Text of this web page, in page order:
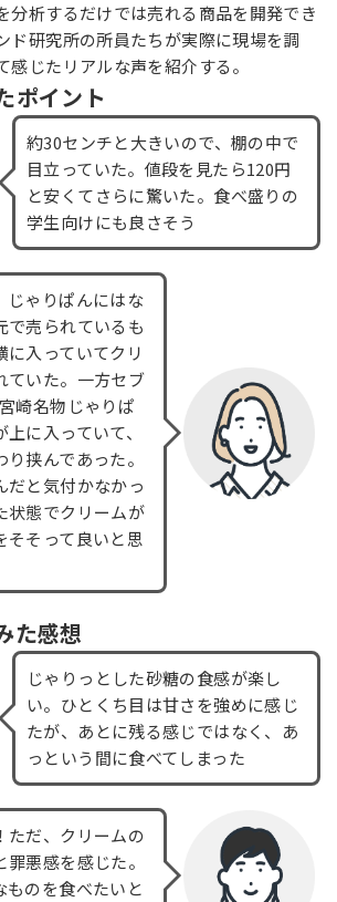
分析するだけでは売れる商品を開発でき
ド研究所の所員たちが実際に現場を調
感じたリアルな声を紹介する。
ポイント
約30センチと大きいので、棚の中で
目立っていた。値段を見たら120円
と安くてさらに驚いた。食べ盛りの
学生向けにも良さそう
じゃりぱんにはな
で売られているも
に入っていてクリ
ていた。一方セブ
崎名物じゃりぱ
に入っていて、
挟んであった。
だと気付かなかっ
状態でクリームが
そそって良いと思
た感想
じゃりっとした砂糖の食感が楽し
い。ひとくち目は甘さを強めに感じ
たが、あとに残る感じではなく、あ
っという間に食べてしまった
ただ、クリームの
悪感を感じた。
ものを食べたいと